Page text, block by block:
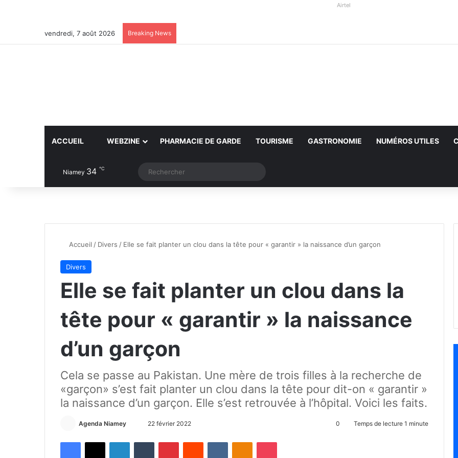
Airtel
vendredi, 7 août 2026 Breaking News
ACCUEIL WEBZINE PHARMACIE DE GARDE TOURISME GASTRONOMIE NUMÉROS UTILES
Niamey 34 ℃ Article Aléatoire
Switch skin
Accueil / Divers / Elle se fait planter un clou dans la tête pour « garantir » la naissance d’un garçon
Divers
Elle se fait planter un clou dans la
tête pour « garantir » la naissance
d’un garçon
Cela se passe au Pakistan. Une mère de trois filles à la recherche de
«garçon» s’est fait planter un clou dans la tête pour dit-on « garantir »
la naissance d’un garçon. Elle s’est retrouvée à l’hôpital. Voici les faits.
Agenda Niamey 22 février 2022 0 Temps de lecture 1 minute